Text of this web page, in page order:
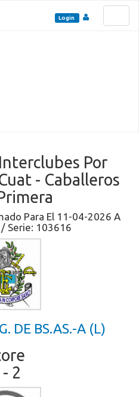
Login
Por
- Caballeros
Para El 11-04-2026 A
/ Serie: 103616
DE BS.AS.-A (L)
- 2